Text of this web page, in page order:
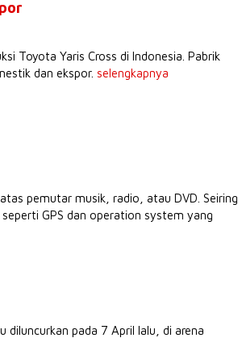
Toyota Yaris Cross di Indonesia. Pabrik
dan ekspor. selengkapnya
pemutar musik, radio, atau DVD. Seiring
GPS dan operation system yang
diluncurkan pada 7 April lalu, di arena